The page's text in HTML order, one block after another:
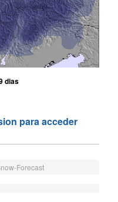
dias
para acceder
Forecast